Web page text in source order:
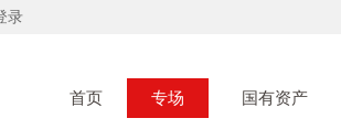
录
首页 专场 国有资产